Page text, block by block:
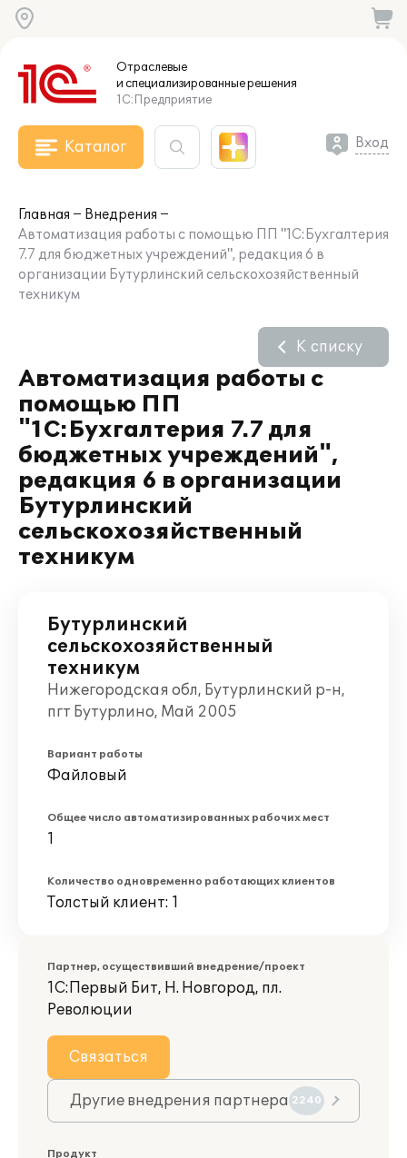
Отраслевые
и специализированныерешения
1С:Предприятие
Каталог Вход
Главная
Внедрения
Автоматизация работы с помощью ПП "1С:Бухгалтерия
7.7 для бюджетных учреждений", редакция 6 в
организации Бутурлинский сельскохозяйственный
техникум
Автоматизация работы с
помощью ПП
"1С:Бухгалтерия 7.7 для
бюджетных учреждений",
редакция 6 в организации
Бутурлинский
сельскохозяйственный
техникум
К списку
Бутурлинский
сельскохозяйственный
техникум
Нижегородская обл, Бутурлинский р-н,
пгт Бутурлино, Май 2005
Вариант работы
Файловый
Общее число автоматизированных рабочих мест
1
Количество одновременно работающих клиентов
Толстый клиент: 1
Партнер, осуществивший внедрение/проект
1С:Первый Бит, Н. Новгород, пл.
Революции
Связаться
Другие внедрения партнера 2240
Продукт